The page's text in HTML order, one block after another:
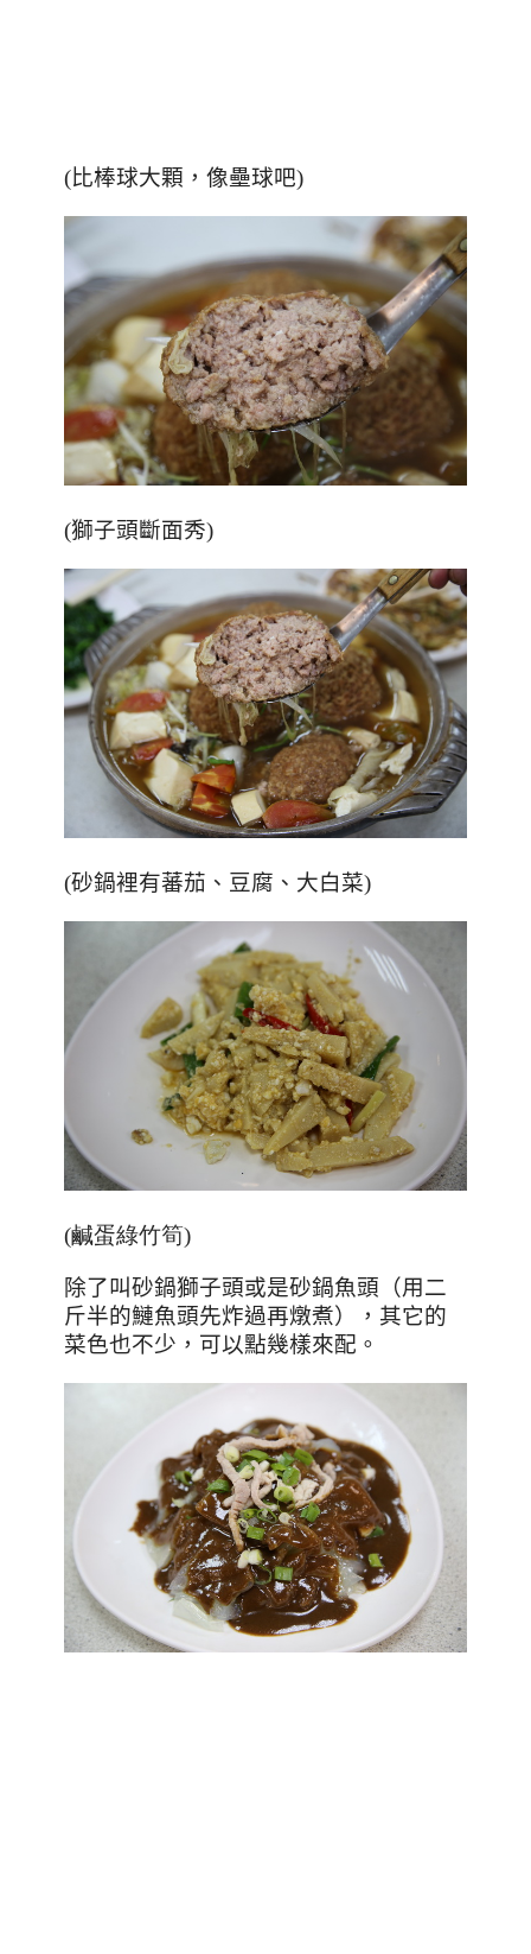
(比棒球大顆，像壘球吧)
(獅子頭斷面秀)
(砂鍋裡有蕃茄、豆腐、大白菜)
(鹹蛋綠竹筍)
除了叫砂鍋獅子頭或是砂鍋魚頭（用二
斤半的鰱魚頭先炸過再燉煮），其它的
菜色也不少，可以點幾樣來配。